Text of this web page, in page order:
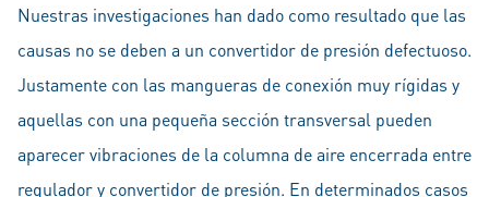
Nuestras investigaciones han dado como resultado que las
causas no se deben a un convertidor de presión defectuoso.
Justamente con las mangueras de conexión muy rígidas y
aquellas con una pequeña sección transversal pueden
aparecer vibraciones de la columna de aire encerrada entre
regulador y convertidor de presión. En determinados casos